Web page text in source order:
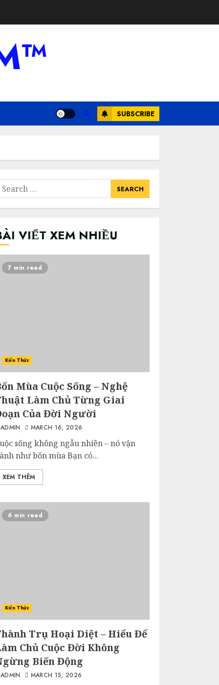
SUBSCRIBE
Search
VIẾT XEM NHIỀU
7 min read
Kiến Thức
Mùa Cuộc Sống – Nghệ
Làm Chủ Từng Giai
Của Đời Người
ADMIN MARCH 16, 2026
sống không ngẫu nhiên – nó vận
như bốn mùa Bạn có...
XEM THÊM
6 min read
Kiến Thức
Trụ Hoại Diệt – Hiểu Để
Chủ Cuộc Đời Không
Biến Động
ADMIN MARCH 15, 2026